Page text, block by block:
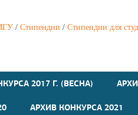
/ Стипендии / Стипендии для
2017 Г. (ВЕСНА)
АРХИВ КОНКУРСА 2021